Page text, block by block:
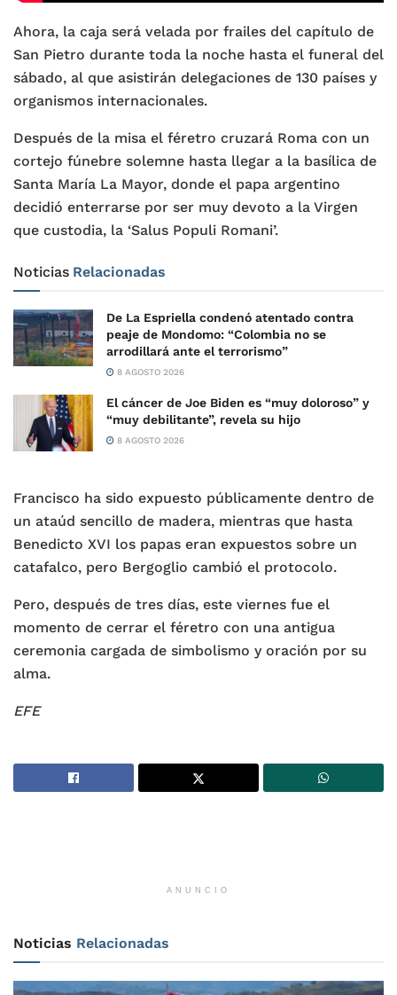
Ahora, la caja será velada por frailes del capítulo de
San Pietro durante toda la noche hasta el funeral del
sábado, al que asistirán delegaciones de 130 países y
organismos internacionales.
Después de la misa el féretro cruzará Roma con un
cortejo fúnebre solemne hasta llegar a la basílica de
Santa María La Mayor, donde el papa argentino
decidió enterrarse por ser muy devoto a la Virgen
que custodia, la ‘Salus Populi Romani’.
Noticias Relacionadas
De La Espriella condenó atentado contra
peaje de Mondomo: “Colombia no se
arrodillará ante el terrorismo”
8 AGOSTO 2026
El cáncer de Joe Biden es “muy doloroso” y
“muy debilitante”, revela su hijo
8 AGOSTO 2026
Francisco ha sido expuesto públicamente dentro de
un ataúd sencillo de madera, mientras que hasta
Benedicto XVI los papas eran expuestos sobre un
catafalco, pero Bergoglio cambió el protocolo.
Pero, después de tres días, este viernes fue el
momento de cerrar el féretro con una antigua
ceremonia cargada de simbolismo y oración por su
alma.
EFE
ANUNCIO
Noticias Relacionadas